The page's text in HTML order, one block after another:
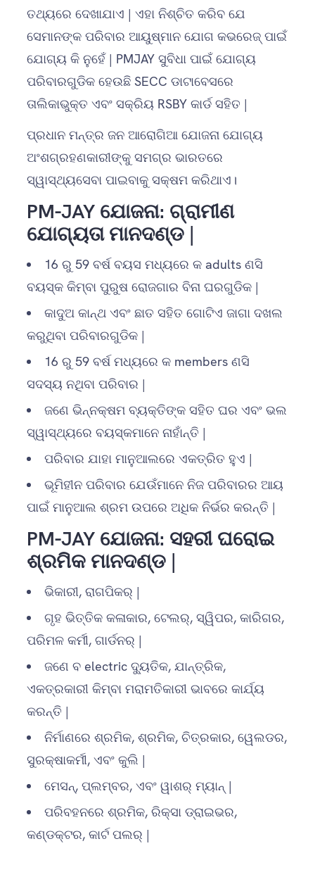
ତଥ୍ୟରେ ଦେଖାଯାଏ | ଏହା ନିଶ୍ଚିତ କରିବ ଯେ
ସେମାନଙ୍କ ପରିବାର ଆୟୁଷ୍ମାନ ଯୋଗ କଭରେଜ୍ ପାଇଁ
ଯୋଗ୍ୟ କି ନୁହେଁ | PMJAY ସୁବିଧା ପାଇଁ ଯୋଗ୍ୟ
ପରିବାରଗୁଡିକ ହେଉଛି SECC ଡାଟାବେସରେ
ତାଲିକାଭୁକ୍ତ ଏବଂ ସକ୍ରିୟ RSBY କାର୍ଡ ସହିତ |
ପ୍ରଧାନ ମନ୍ତ୍ର ଜନ ଆରୋଗିଆ ଯୋଜନା ଯୋଗ୍ୟ
ଅଂଶଗ୍ରହଣକାରୀଙ୍କୁ ସମଗ୍ର ଭାରତରେ
ସ୍ୱାସ୍ଥ୍ୟସେବା ପାଇବାକୁ ସକ୍ଷମ କରିଥାଏ।
PM-JAY ଯୋଜନା: ଗ୍ରାମୀଣ
ଯୋଗ୍ୟତା ମାନଦଣ୍ଡ |
16 ରୁ 59 ବର୍ଷ ବୟସ ମଧ୍ୟରେ କ adults ଣସି
ବୟସ୍କ କିମ୍ବା ପୁରୁଷ ରୋଜଗାର ବିନା ଘରଗୁଡିକ |
କାଦୁଅ କାନ୍ଥ ଏବଂ ଛାତ ସହିତ ଗୋଟିଏ ଜାଗା ଦଖଲ
କରୁଥିବା ପରିବାରଗୁଡିକ |
16 ରୁ 59 ବର୍ଷ ମଧ୍ୟରେ କ members ଣସି
ସଦସ୍ୟ ନଥିବା ପରିବାର |
ଜଣେ ଭିନ୍ନକ୍ଷମ ବ୍ୟକ୍ତିଙ୍କ ସହିତ ଘର ଏବଂ ଭଲ
ସ୍ୱାସ୍ଥ୍ୟରେ ବୟସ୍କମାନେ ନାହାଁନ୍ତି |
ପରିବାର ଯାହା ମାନୁଆଲରେ ଏକତ୍ରିତ ହୁଏ |
ଭୂମିହୀନ ପରିବାର ଯେଉଁମାନେ ନିଜ ପରିବାରର ଆୟ
ପାଇଁ ମାନୁଆଲ ଶ୍ରମ ଉପରେ ଅଧିକ ନିର୍ଭର କରନ୍ତି |
PM-JAY ଯୋଜନା: ସହରୀ ଘରୋଇ
ଶ୍ରମିକ ମାନଦଣ୍ଡ |
ଭିକାରୀ, ରାଗପିକର୍ |
ଗୃହ ଭିତ୍ତିକ କଳାକାର, ଟେଲର୍, ସ୍ୱିପର, କାରିଗର,
ପରିମଳ କର୍ମୀ, ଗାର୍ଡନର୍ |
ଜଣେ ବ electric ଦ୍ୟୁତିକ, ଯାନ୍ତ୍ରିକ,
ଏକତ୍ରକାରୀ କିମ୍ବା ମରାମତିକାରୀ ଭାବରେ କାର୍ଯ୍ୟ
କରନ୍ତି |
ନିର୍ମାଣରେ ଶ୍ରମିକ, ଶ୍ରମିକ, ଚିତ୍ରକାର, ୱେଲଡର,
ସୁରକ୍ଷାକର୍ମୀ, ଏବଂ କୁଲି |
ମେସନ୍, ପ୍ଲମ୍ବର, ଏବଂ ୱାଶର୍ ମ୍ୟାନ୍ |
ପରିବହନରେ ଶ୍ରମିକ, ରିକ୍ସା ଡ୍ରାଇଭର,
କଣ୍ଡକ୍ଟର, କାର୍ଟ ପଲର୍ |